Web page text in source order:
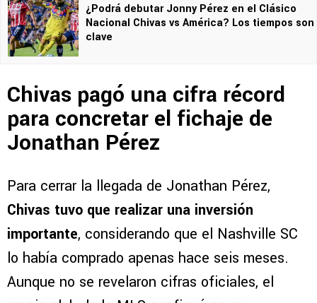
¿Podrá debutar Jonny Pérez en el Clásico
Nacional Chivas vs América? Los tiempos son
clave
Chivas pagó una cifra récord
para concretar el fichaje de
Jonathan Pérez
Para cerrar la llegada de Jonathan Pérez,
Chivas tuvo que realizar una inversión
importante, considerando que el Nashville SC
lo había comprado apenas hace seis meses.
Aunque no se revelaron cifras oficiales, el